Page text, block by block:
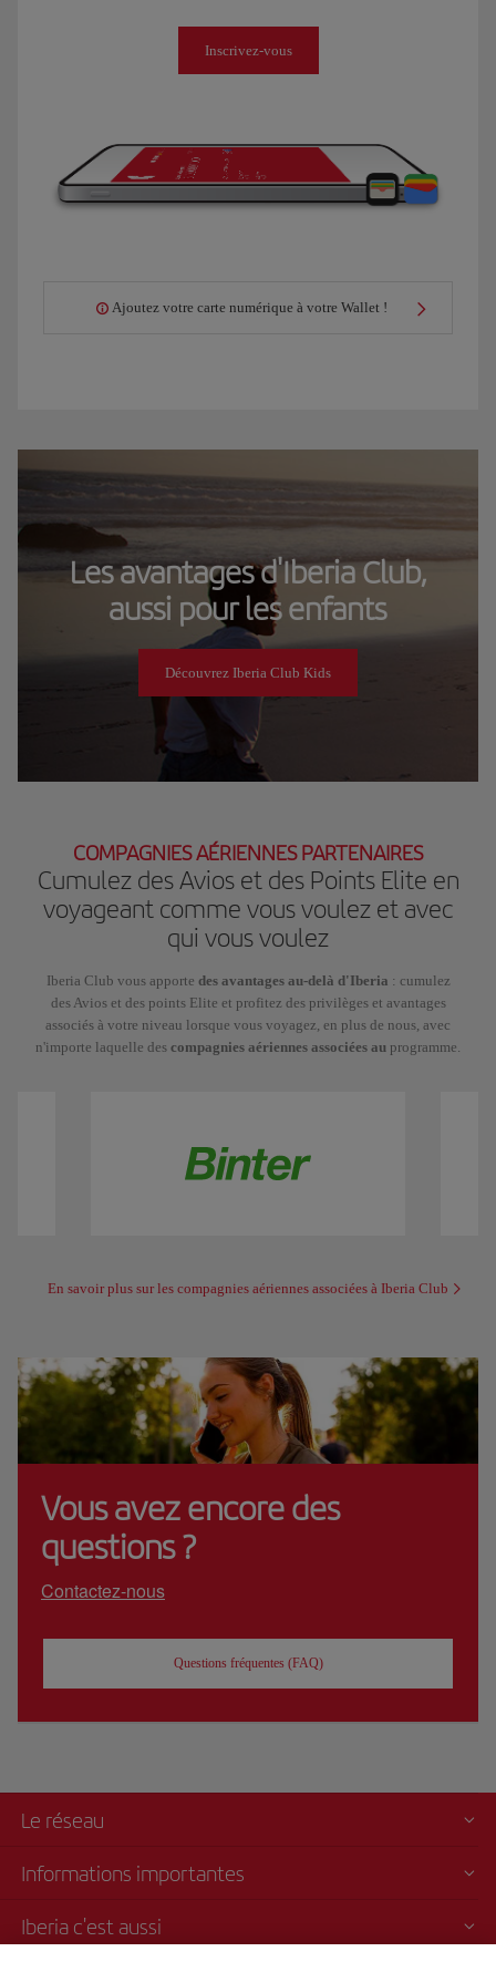
Inscrivez-vous
Ajoutez votre carte numérique à votre Wallet !
Les avantages d'Iberia Club,
aussi pour les enfants
Découvrez Iberia Club Kids
COMPAGNIES AÉRIENNES PARTENAIRES
Cumulez des Avios et des Points Elite en
voyageant comme vous voulez et avec
qui vous voulez
Iberia Club vous apporte des avantages au-delà d'Iberia : cumulez
des Avios et des points Elite et profitez des privilèges et avantages
associés à votre niveau lorsque vous voyagez, en plus de nous, avec
n'importe laquelle des compagnies aériennes associées au programme.
En savoir plus sur les compagnies aériennes associées à Iberia Club
Vous avez encore des
questions ?
Contactez-nous
Questions fréquentes (FAQ)
Le réseau
Informations importantes
Iberia c'est aussi